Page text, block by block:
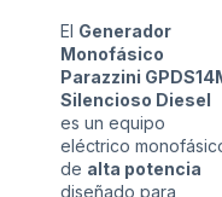
El Generador
Monofásico
Parazzini
Silencioso Diesel
es un equipo
eléctrico
de alta potencia
diseñado para